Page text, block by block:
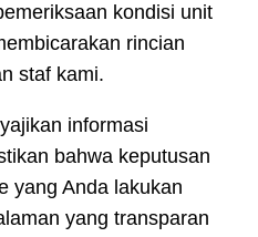
kondisi unit
rincian
staf kami.
informasi
bahwa keputusan
yang Anda lakukan
yang transparan